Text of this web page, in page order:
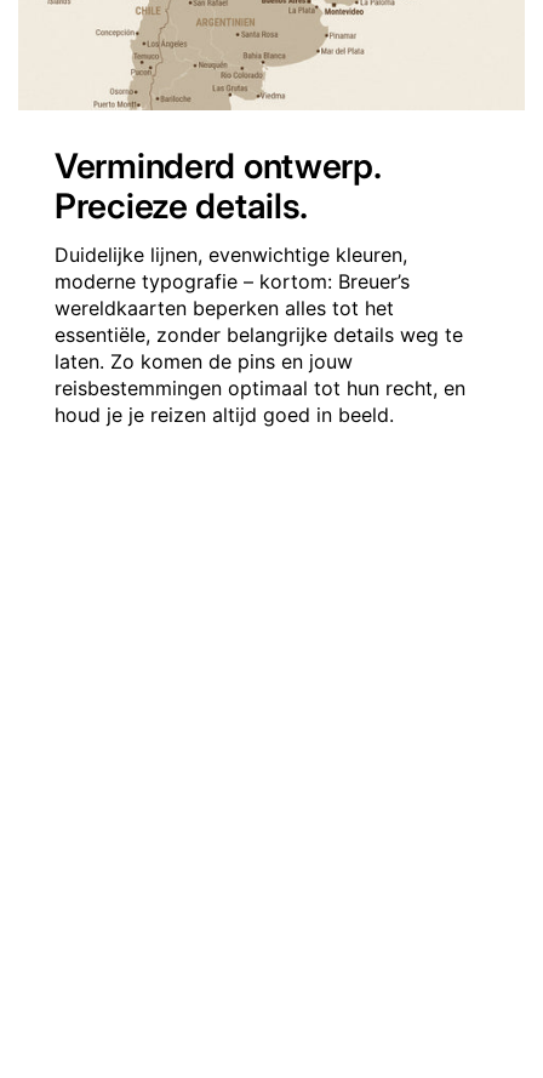
Verminderd ontwerp.
Precieze details.
Duidelijke lijnen, evenwichtige kleuren,
moderne typografie – kortom: Breuer’s
wereldkaarten beperken alles tot het
essentiële, zonder belangrijke details weg te
laten. Zo komen de pins en jouw
reisbestemmingen optimaal tot hun recht, en
houd je je reizen altijd goed in beeld.